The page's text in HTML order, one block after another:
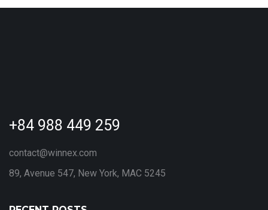
$179.90
+84 988 449 259
contact@winnex.com
89, Avenue 547, New York, MAC 5245